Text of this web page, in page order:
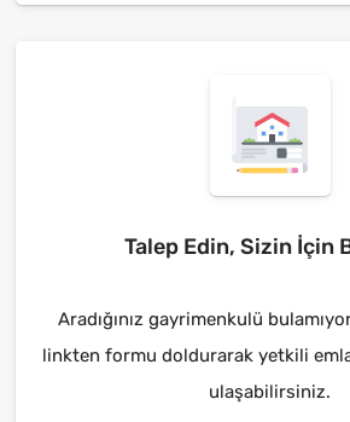
Talep Edin, Sizin İçin
Aradığınız gayrimenkulü
linkten formu doldurarak yetkili
ulaşabilirsiniz.